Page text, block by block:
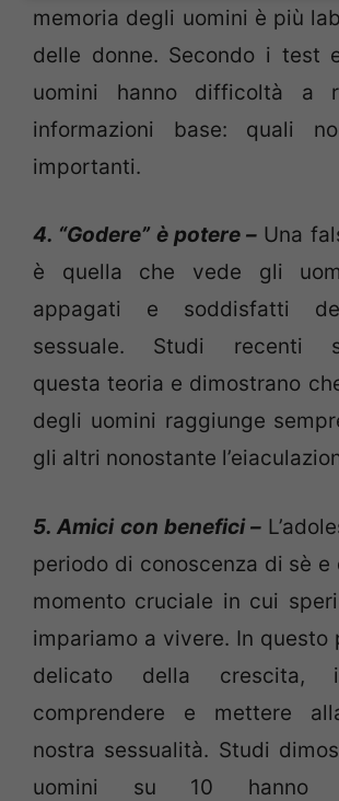
memoria degli uomini è più
delle donne. Secondo i test
uomini hanno difficoltà a
informazioni base: quali
importanti.
4. “Godere” è potere – Una
è quella che vede gli
appagati e soddisfatti
sessuale. Studi recenti
questa teoria e dimostrano
degli uomini raggiunge
gli altri nonostante
5. Amici con benefici –
periodo di conoscenza di sè e
momento cruciale in cui
impariamo a vivere. In questo
delicato della crescita,
comprendere e mettere
nostra sessualità. Studi
uomini su 10 hanno